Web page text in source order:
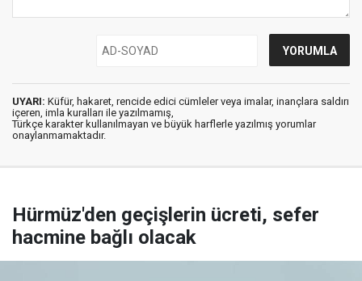
UYARI: Küfür, hakaret, rencide edici cümleler veya imalar, inançlara saldırı
içeren, imla kuralları ile yazılmamış,
Türkçe karakter kullanılmayan ve büyük harflerle yazılmış yorumlar
onaylanmamaktadır.
Hürmüz'den geçişlerin ücreti, sefer
hacmine bağlı olacak